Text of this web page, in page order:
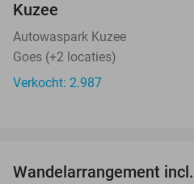
Kuzee
Autowaspark Kuzee
Goes (+2 locaties)
Verkocht: 2.987
Wandelarrangement